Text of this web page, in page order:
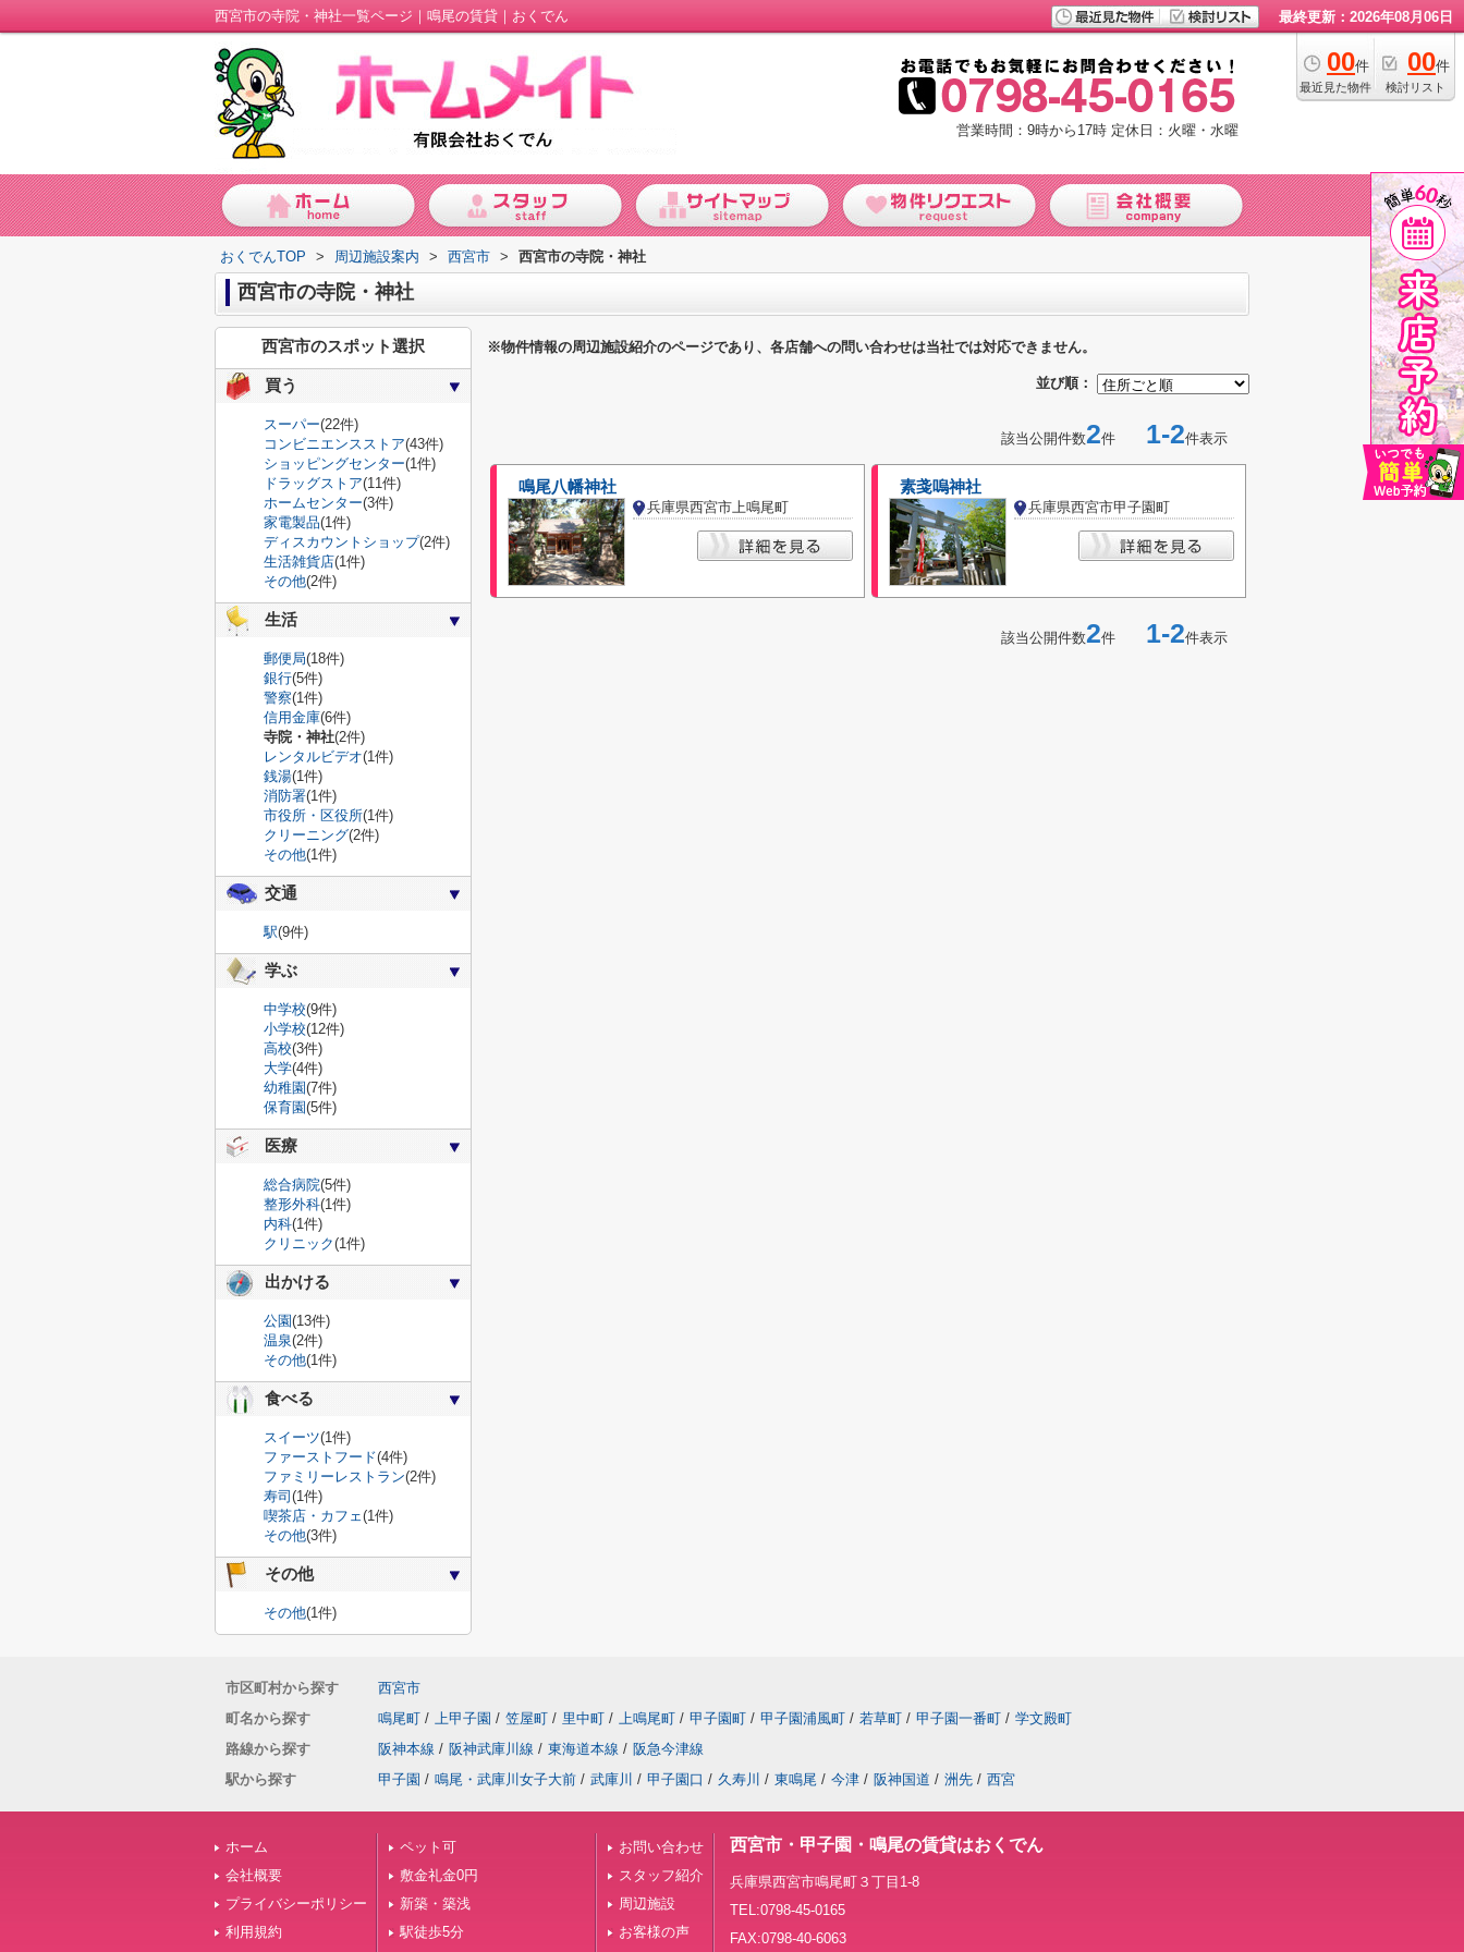
西宮市の寺院・神社一覧ページ｜鳴尾の賃貸｜おくでん 最終更新：2026年08月06日
00件
最近見た物件
00件
検討リスト
営業時間：9時から17時 定休日：火曜・水曜
おくでんTOP > 周辺施設案内 > 西宮市 > 西宮市の寺院・神社
西宮市の寺院・神社
※物件情報の周辺施設紹介のページであり、各店舗への問い合わせは当社では対応できません。
並び順：
該当公開件数2件 1-2件表示
鳴尾八幡神社
兵庫県西宮市上鳴尾町
素戔嗚神社
兵庫県西宮市甲子園町
該当公開件数2件 1-2件表示
西宮市のスポット選択
買う
スーパー(22件)
コンビニエンスストア(43件)
ショッピングセンター(1件)
ドラッグストア(11件)
ホームセンター(3件)
家電製品(1件)
ディスカウントショップ(2件)
生活雑貨店(1件)
その他(2件)
生活
郵便局(18件)
銀行(5件)
警察(1件)
信用金庫(6件)
寺院・神社(2件)
レンタルビデオ(1件)
銭湯(1件)
消防署(1件)
市役所・区役所(1件)
クリーニング(2件)
その他(1件)
交通
駅(9件)
学ぶ
中学校(9件)
小学校(12件)
高校(3件)
大学(4件)
幼稚園(7件)
保育園(5件)
医療
総合病院(5件)
整形外科(1件)
内科(1件)
クリニック(1件)
出かける
公園(13件)
温泉(2件)
その他(1件)
食べる
スイーツ(1件)
ファーストフード(4件)
ファミリーレストラン(2件)
寿司 (1件)
喫茶店・カフェ(1件)
その他(3件)
その他
その他(1件)
市区町村から探す
西宮市
町名から探す
鳴尾町 / 上甲子園 / 笠屋町 / 里中町 / 上鳴尾町 / 甲子園町 / 甲子園浦風町 / 若草町 / 甲子園一番町 / 学文殿町
路線から探す
阪神本線 / 阪神武庫川線 / 東海道本線 / 阪急今津線
駅から探す
甲子園 / 鳴尾・武庫川女子大前 / 武庫川 / 甲子園口 / 久寿川 / 東鳴尾 / 今津 / 阪神国道 / 洲先 / 西宮
ホーム
会社概要
プライバシーポリシー
利用規約
ペット可
敷金礼金0円
新築・築浅
駅徒歩5分
お問い合わせ
スタッフ紹介
周辺施設
お客様の声
西宮市・甲子園・鳴尾の賃貸はおくでん
兵庫県西宮市鳴尾町３丁目1-8
TEL:0798-45-0165
FAX:0798-40-6063